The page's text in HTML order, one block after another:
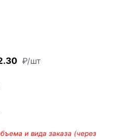
₽/шт
и вида заказа (через